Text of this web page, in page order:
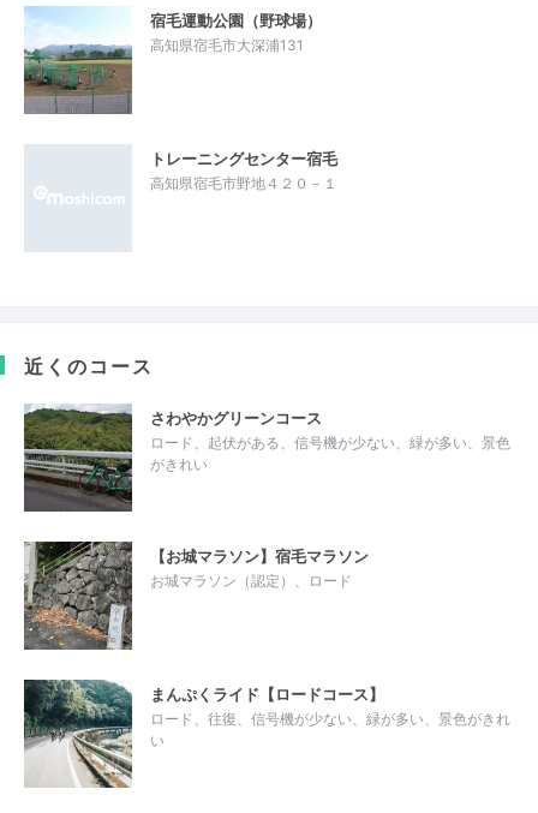
宿毛運動公園（野球場）
高知県宿毛市大深浦131
トレーニングセンター宿毛
高知県宿毛市野地４２０－１
近くのコース
さわやかグリーンコース
ロード、起伏がある、信号機が少ない、緑が多い、景色
がきれい
【お城マラソン】宿毛マラソン
お城マラソン（認定）、ロード
まんぷくライド【ロードコース】
ロード、往復、信号機が少ない、緑が多い、景色がきれ
い